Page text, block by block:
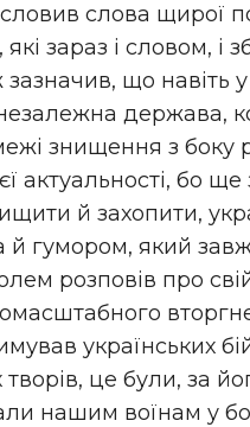
слова щирої
зараз і словом, і
зазначив, що навіть
держава,
знищення з боку
актуальності, бо
й захопити,
гумором, який
розповів про
українських
це були, за
нашим воїнам у